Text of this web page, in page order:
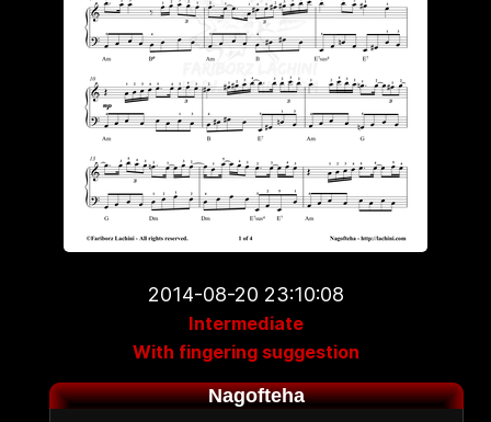
2014-08-20 23:10:08
Intermediate
With fingering suggestion
Nagofteha